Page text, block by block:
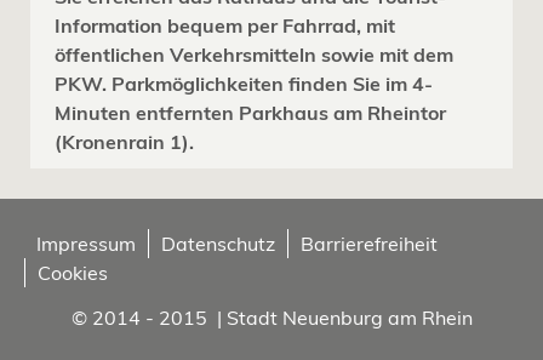
Information bequem per Fahrrad, mit
öffentlichen Verkehrsmitteln sowie mit dem
PKW. Parkmöglichkeiten finden Sie im 4-
Minuten entfernten Parkhaus am Rheintor
(Kronenrain 1).
Impressum Datenschutz
Barrierefreiheit
Cookies
© 2014 - 2015 | Stadt Neuenburg am Rhein